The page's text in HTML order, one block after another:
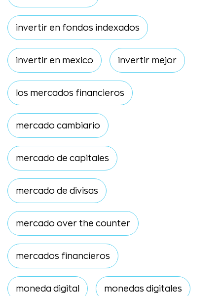
invertir en fondos indexados
invertir en mexico invertir mejor
los mercados financieros
mercado cambiario
mercado de capitales
mercado de divisas
mercado over the counter
mercados financieros
moneda digital monedas digitales